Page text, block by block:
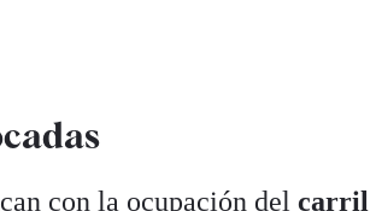
con la ocupación delcarril